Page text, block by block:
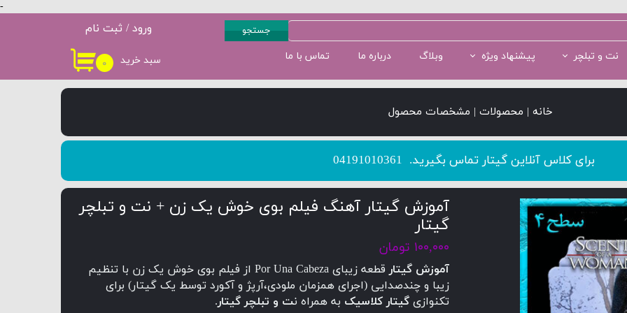
-
۰ سبد خرید نت و تبلچر پیشنهاد ویژه وبلاگ درباره ما تماس با ما
ورود / ثبت نام
حساب کاربری من
تغییر گذر واژه
کاربری
جستجو
خانه | محصولات | مشخصات محصول
​​​​​​​برای کلاس آنلاین گیتار تماس بگیرید. 04191010361
آموزش گیتار آهنگ فیلم بوی خوش یک زن + نت و تبلچر
گیتار
۱۰۰,۰۰۰ تومان
آموزش گیتار
قطعه زیبای Por Una Cabeza از فیلم بوی خوش یک زن با تنظیم
زیبا و چندصدایی (اجرای همزمان ملودی،آرپژ و آکورد توسط یک گیتار) برای
تکنوازی گیتار کلاسیک به همراه نت و تبلچر گیتار.